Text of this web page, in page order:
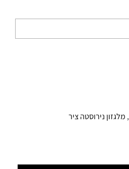
, מלגזון נירוסטה ציר